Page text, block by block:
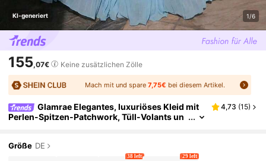
KI-generiert 1/6
155,07€ Keine zusätzlichen Zölle
Mach mit und spare 7,75€ bei diesem Artikel.
Glamrae Elegantes, luxuriöses Kleid mit
Perlen-Spitzen-Patchwork, Tüll-Volants un
4,73 (15)
Größe DE
38 left 29 left